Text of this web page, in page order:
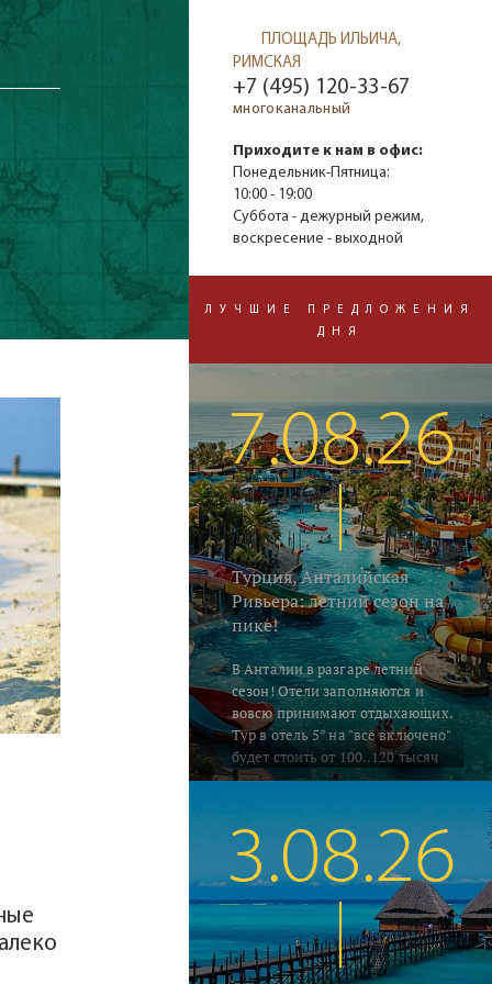
ПЛОЩАДЬ ИЛЬИЧА,
РИМСКАЯ
+7 (495) 120-33-67
многоканальный
Приходите к нам в офис:
Понедельник-Пятница:
10:00 - 19:00
Суббота - дежурный режим,
воскресение - выходной
ЛУЧШИЕ ПРЕДЛОЖЕНИЯ
ДНЯ
7.08.26
Турция, Анталийская
Ривьера: летний сезон на
пике!
В Анталии в разгаре летний
сезон! Отели заполняются и
вовсю принимают отдыхающих.
Тур в отель 5* на "всё включено"
будет стоить от 100..120 тысяч
руб. на человека за неделю,
Погода летняя - воздух в это
время прогревается до 33..35°C, а
водичка в южных регионах
Алании и Сиде 26..28°C. В Кемере
на градус прохладнее... Поехали
на отдых!
3.08.26